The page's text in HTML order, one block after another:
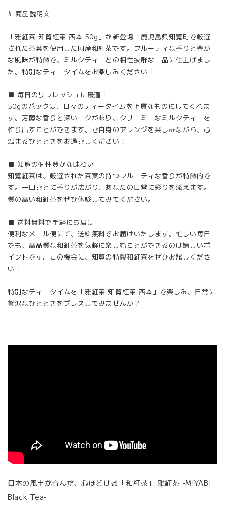
# 商品説明文
「雅紅茶 知覧紅茶 西本 50g」が新登場！鹿児島県知覧町で厳選
された茶葉を使用した国産和紅茶です。フルーティな香りと豊か
な風味が特徴で、ミルクティーとの相性抜群な一品に仕上げまし
た。特別なティータイムをお楽しみください！
■ 毎日のリフレッシュに最適！
50gのパックは、日々のティータイムを上質なものにしてくれま
す。芳醇な香りと深いコクがあり、クリーミーなミルクティーを
作り出すことができます。ご自身のアレンジを楽しみながら、心
温まるひとときをお過ごしください！
■ 知覧の個性豊かな味わい
知覧紅茶は、厳選された茶葉の持つフルーティな香りが特徴的で
す。一口ごとに香りが広がり、あなたの日常に彩りを添えます。
質の高い和紅茶をぜひ体験してみてください。
■ 送料無料で手軽にお届け
便利なメール便にて、送料無料でお届けいたします。忙しい毎日
でも、高品質な和紅茶を気軽に楽しむことができるのは嬉しいポ
イントです。この機会に、知覧の特製和紅茶をぜひお試しくださ
い！
特別なティータイムを「雅紅茶 知覧紅茶 西本」で楽しみ、日常に
贅沢なひとときをプラスしてみませんか？
日本の風土が育んだ、心ほどける「和紅茶」 雅紅茶 -MIYABI
Black Tea-